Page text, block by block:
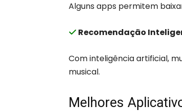
Alguns apps permitem
Recomendação
Com inteligência artificial,
musical.
Melhores